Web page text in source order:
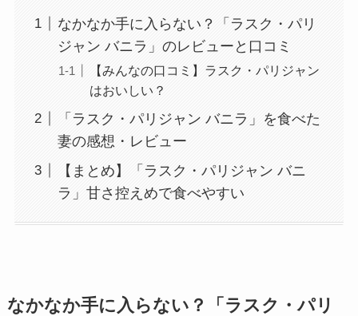
なかなか手に入らない？「ラスク・パリ
ジャン バニラ」のレビューと口コミ
【みんなの口コミ】ラスク・パリジャン
はおいしい？
「ラスク・パリジャン バニラ」を食べた
妻の感想・レビュー
【まとめ】「ラスク・パリジャン バニ
ラ」甘さ控えめで食べやすい
なかなか手に入らない？「ラスク・パリ